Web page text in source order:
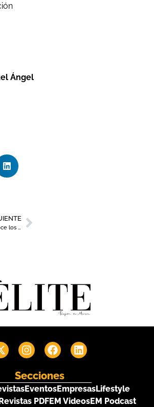
Ángel
Conoce los espectáculos de los Teatros Municipales de Murcia para cerrar este 2021
Secciones
EventosEmpresasLifestyle
PDFEM VideosEM Podcast